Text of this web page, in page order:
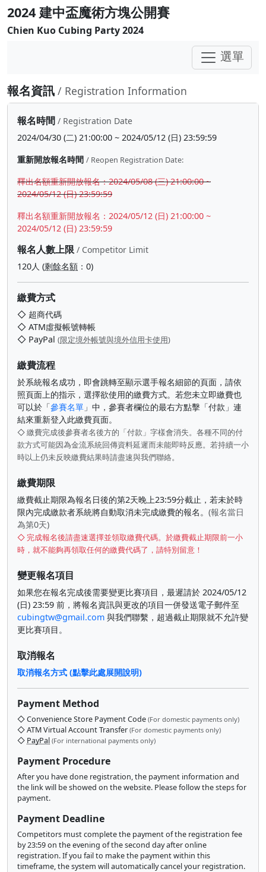
2024 建中盃魔術方塊公開賽
Chien Kuo Cubing Party 2024
選單
報名資訊 / Registration Information
報名時間 / Registration Date
2024/04/30 (二) 21:00:00 ~ 2024/05/12 (日) 23:59:59
重新開放報名時間 / Reopen Registration Date:
釋出名額重新開放報名：2024/05/08 (三) 21:00:00 ~
2024/05/12 (日) 23:59:59
釋出名額重新開放報名：2024/05/12 (日) 21:00:00 ~
2024/05/12 (日) 23:59:59
報名人數上限 / Competitor Limit
120人 (剩餘名額 ：0)
繳費方式
◇ 超商代碼
◇ ATM虛擬帳號轉帳
◇ PayPal (限定境外帳號與境外信用卡使用)
繳費流程
於系統報名成功，即會跳轉至顯示選手報名細節的頁面，請依
照頁面上的指示，選擇欲使用的繳費方式。若您未立即繳費也
可以於「參賽名單 」中，參賽者欄位的最右方點擊「付款」連
結來重新登入此繳費頁面。
◇ 繳費完成後參賽者名後方的「付款」字樣會消失。各種不同的付
款方式可能因為金流系統回傳資料延遲而未能即時反應。若持續一小
時以上仍未反映繳費結果時請盡速與我們聯絡。
繳費期限
繳費截止期限為報名日後的第2天晚上23:59分截止，若未於時
限內完成繳款者系統將自動取消未完成繳費的報名。 (報名當日
為第0天)
◇ 完成報名後請盡速選擇並領取繳費代碼。於繳費截止期限前一小
時，就不能夠再領取任何的繳費代碼了，請特別留意！
變更報名項目
如果您在報名完成後需要變更比賽項目，最遲請於 2024/05/12
(日) 23:59 前，將報名資訊與更改的項目一併發送電子郵件至
cubingtw@gmail.com 與我們聯繫，超過截止期限就不允許變
更比賽項目。
取消報名
取消報名方式 (點擊此處展開說明)
Payment Method
◇ Convenience Store Payment Code (For domestic payments only)
◇ ATM Virtual Account Transfer (For domestic payments only)
◇ PayPal (For international payments only)
Payment Procedure
After you have done registration, the payment information and
the link will be showed on the website. Please follow the steps for
payment.
Payment Deadline
Competitors must complete the payment of the registration fee
by 23:59 on the evening of the second day after online
registration. If you fail to make the payment within this
timeframe, the system will automatically cancel your registration.